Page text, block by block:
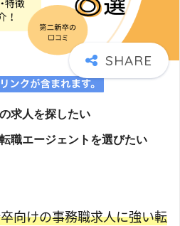
求人を探したい
職エージェントを選びたい
向けの事務職求人に強い転